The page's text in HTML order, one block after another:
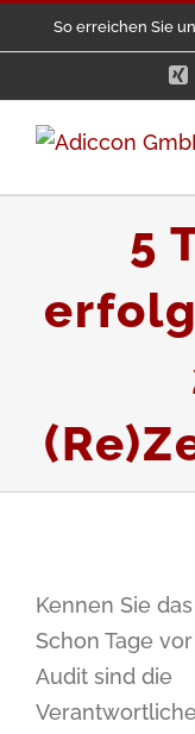
Inhalt
So erreichen Sie
5
Kennen Sie
Schon Tage
Audit sind die